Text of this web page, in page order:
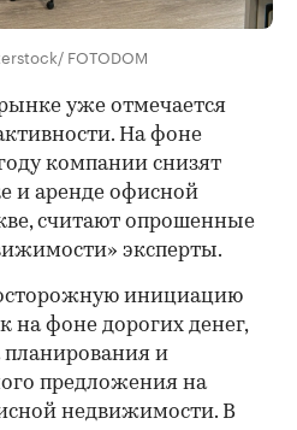
FOTODOM
уже отмечается
На фоне
компании снизят
и аренде офисной
считают опрошенные
эксперты.
инициацию
на фоне дорогих денег,
планирования и
предложения на
недвижимости. В